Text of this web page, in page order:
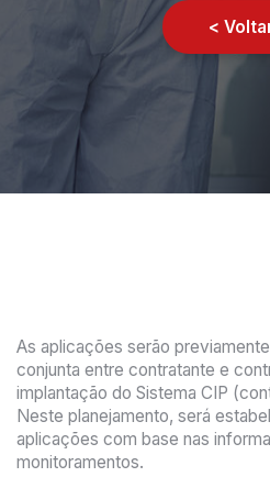
<
As aplicações serão
conjunta entre contratante e
implantação do Sistema CIP
Neste planejamento, será
aplicações com base nas
monitoramentos.